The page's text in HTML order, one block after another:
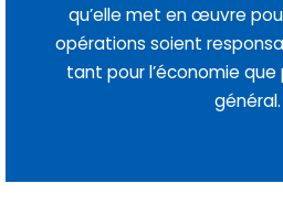
qu’elle met en œuvre
opérations soient
tant pour l’économie
général.